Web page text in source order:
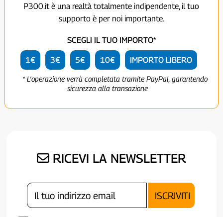
P300.it è una realtà totalmente indipendente, il tuo
supporto è per noi importante.
SCEGLI IL TUO IMPORTO*
1€ 3€ 5€ 10€ IMPORTO LIBERO
* L'operazione verrà completata tramite PayPal, garantendo
sicurezza alla transazione
RICEVI LA NEWSLETTER